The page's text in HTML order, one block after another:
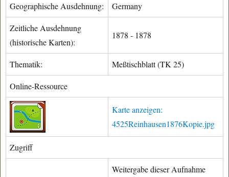
Geographische Ausdehnung: Germany
Zeitliche Ausdehnung
(historische Karten):
1878 - 1878
Thematik: Meßtischblatt (TK 25)
Online-Ressource
Karte anzeigen:
4525Reinhausen1876Kopie.jpg
Zugriff
Weitergabe dieser Aufnahme